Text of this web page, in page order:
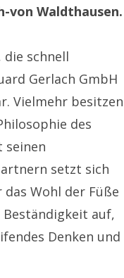
von Waldthausen.
die schnell
Gerlach GmbH
Vielmehr besitzen
des
seinen
setzt sich
Wohl der Füße
auf,
Denken und